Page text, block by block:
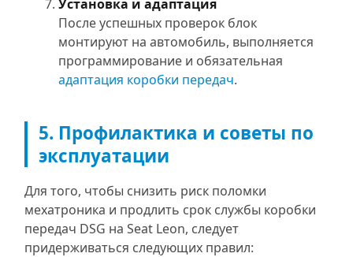
Установка и адаптация
После успешных проверок блок
монтируют на автомобиль, выполняется
программирование и обязательная
адаптация коробки передач.
5. Профилактика и советы по
эксплуатации
Для того, чтобы снизить риск поломки
мехатроника и продлить срок службы коробки
передач DSG на Seat Leon, следует
придерживаться следующих правил: